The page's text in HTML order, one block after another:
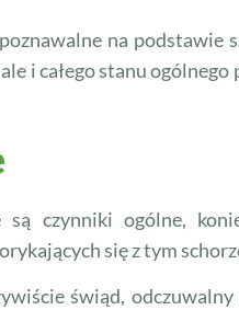
na podstawie
i całego stanu
czynniki ogólne,
się z tym
świąd, odczuwalny